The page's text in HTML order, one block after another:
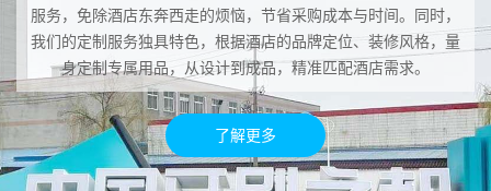
服务，免除酒店东奔西走的烦恼，节省采购成本与时间。同时，
我们的定制服务独具特色，根据酒店的品牌定位、装修风格，量
身定制专属用品，从设计到成品，精准匹配酒店需求。
了解更多